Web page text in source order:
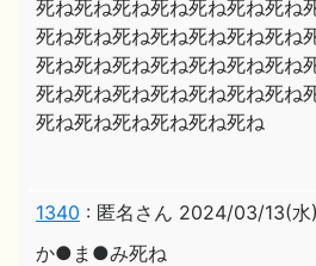
死ね死ね死ね死ね死ね死ね死ね
死ね死ね死ね死ね死ね死ね死ね
死ね死ね死ね死ね死ね死ね死ね
死ね死ね死ね死ね死ね死ね死ね
死ね死ね死ね死ね死ね死ね
1340 : 匿名さん 2024/03/13(水
か●ま●み死ね